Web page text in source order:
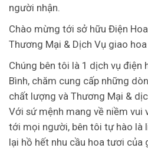
người nhận.
Chào mừng tới sở hữu Điện
Thương Mại & Dịch Vụ giao
Chúng bên tôi là 1 dịch vụ điện
Bình, chăm cung cấp những
chất lượng và Thương Mại &
Với sứ mệnh mang về niềm vui
tới mọi người, bên tôi tự hào là
lại hồ hết nhu cầu hoa tươi của